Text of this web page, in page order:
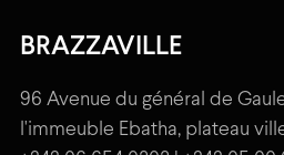
BRAZZAVILLE
96 Avenue du général de
l'immeuble Ebatha, plateau